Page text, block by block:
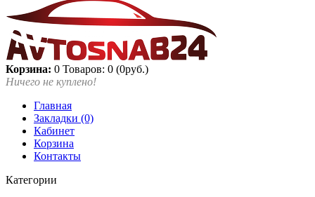
Корзина: 0 Товаров: 0 (0руб.)
Ничего не куплено!
Главная
Закладки (0)
Кабинет
Корзина
Контакты
Категории